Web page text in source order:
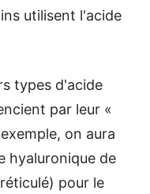
utilisent l'acide
types d'acide
par leur «
on aura
hyaluronique de
pour le